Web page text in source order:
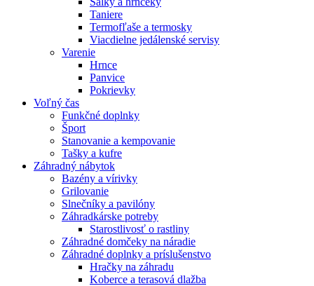
Taniere
Termofľaše a termosky
Viacdielne jedálenské servisy
Varenie
Hrnce
Panvice
Pokrievky
Voľný čas
Funkčné doplnky
Šport
Stanovanie a kempovanie
Tašky a kufre
Záhradný nábytok
Bazény a vírivky
Grilovanie
Slnečníky a pavilóny
Záhradkárske potreby
Starostlivosť o rastliny
Záhradné domčeky na náradie
Záhradné doplnky a príslušenstvo
Hračky na záhradu
Koberce a terasová dlažba